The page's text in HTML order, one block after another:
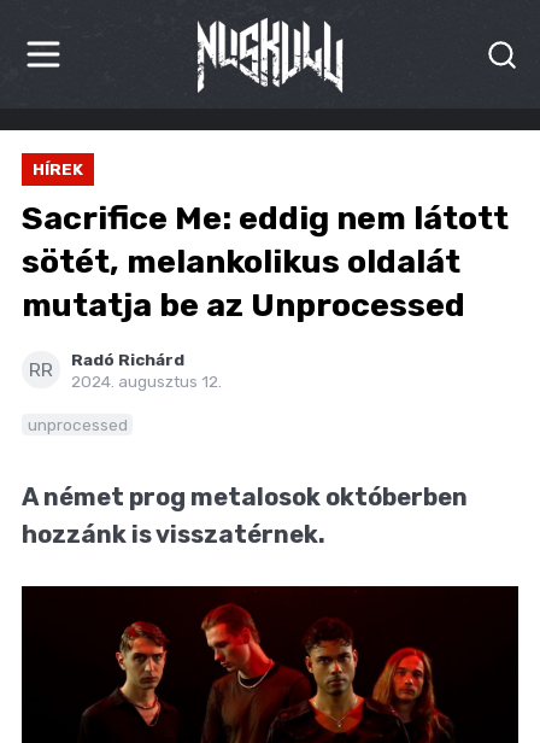
HÍREK
KRITIKÁK
BESZÁMOLÓK
INTERJÚK
PREMIEREK
BLOG
HÍREK
Sacrifice Me: eddig nem látott
sötét, melankolikus oldalát
mutatja be az Unprocessed
RR
Radó Richárd
2024. augusztus 12.
unprocessed
A német prog metalosok októberben
hozzánk is visszatérnek.